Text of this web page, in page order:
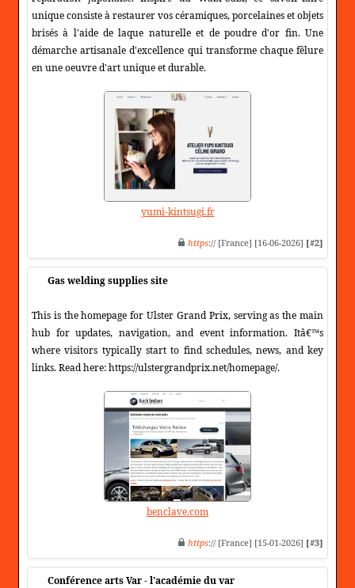
unique consiste à restaurer vos céramiques, porcelaines et objets
brisés à l'aide de laque naturelle et de poudre d'or fin. Une
démarche artisanale d'excellence qui transforme chaque fêlure
en une oeuvre d'art unique et durable.
yumi-kintsugi.fr
https:// [France] [16-06-2026] [#2]
Gas welding supplies site
This is the homepage for Ulster Grand Prix, serving as the main
hub for updates, navigation, and event information. Itâ€™s
where visitors typically start to find schedules, news, and key
links. Read here: https://ulstergrandprix.net/homepage/.
benclave.com
https:// [France] [15-01-2026] [#3]
Conférence arts Var - l'académie du var